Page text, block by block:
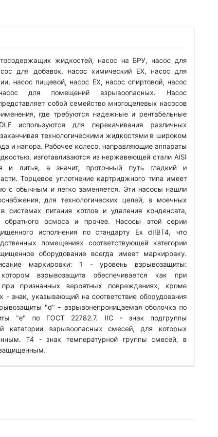
жидкостей, насос на БРУ, насос для
для добавок, насос химический EX, насос для
насос пищевой, насос EX, насос спиртовой, насос
для помещений взрывоопасных. Насос
собой семейство многоцелевых насосов
где требуются надежные и рентабельные
используются для перекачивания различных
технологическими жидкостями в широком
и напора. Рабочее колесо, направляющие аппараты
изготавливаются из нержавеющей стали AISI
и литья, а значит, проточный путь гладкий и
Торцевое уплотнение картриджного типа имеет
с обычным и легко заменяется. Эти насосы нашли
для технологических целей, в моечных
системах питания котлов и удаления конденсата,
обратного осмоса и прочее. Насосы этой серии
исполнения по стандарту Ex dIIBT4, что
помещениях соответствующей категории
оборудование всегда имеет маркировку.
маркировки: 1 - уровень взрывозащиты:
взрывозащита обеспечивается как при
признанных вероятных повреждениях, кроме
знак, указывающий на соответствие оборудования
"d" - взрывонепроницаемая оболочка по
"е" по ГОСТ 22782.7. IIС - знак подгруппы
категории взрывоопасных смесей, для которых
Т4 - знак температурной группы смесей, в